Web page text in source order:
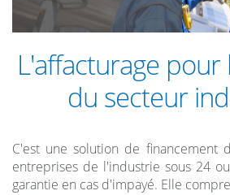
L'affacturage pour
du secteur
C'est une solution de financement
entreprises de l'industrie sous 24
garantie en cas d'impayé. Elle